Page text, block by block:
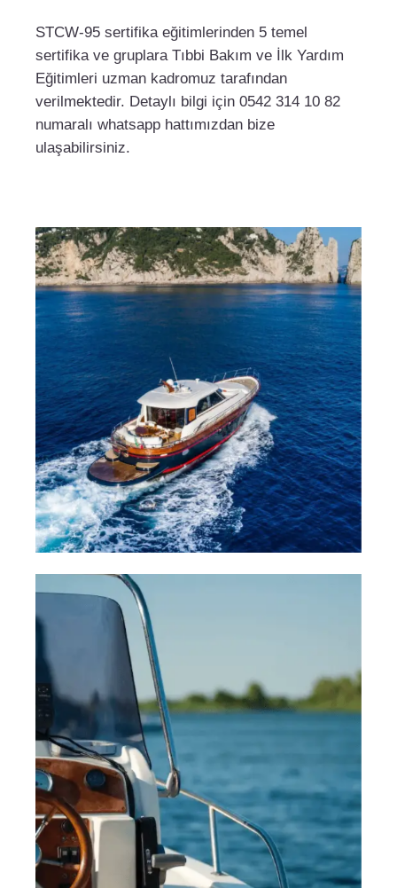
STCW-95 sertifika eğitimlerinden 5 temel
sertifika ve gruplara Tıbbi Bakım ve İlk Yardım
Eğitimleri uzman kadromuz tarafından
verilmektedir. Detaylı bilgi için 0542 314 10 82
numaralı whatsapp hattımızdan bize
ulaşabilirsiniz.